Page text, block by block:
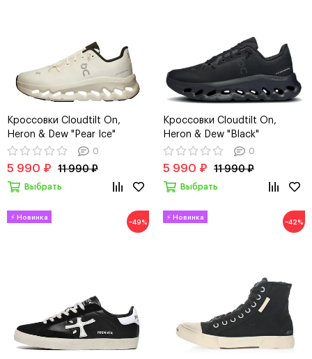
Кроссовки Cloudtilt On,
Heron & Dew "Pear Ice"
0
5 990 ₽ 11 990 ₽
Выбрать
Кроссовки Cloudtilt On,
Heron & Dew "Black"
0
5 990 ₽ 11 990 ₽
Выбрать
−49% −42%